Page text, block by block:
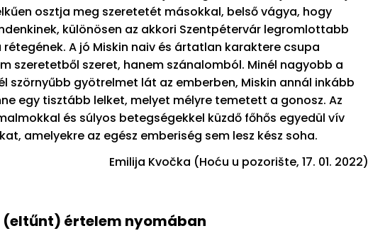
osztja meg szeretetét másokkal, belső vágya, hogy
különösen az akkori Szentpétervár legromlottabb
A jó Miskin naiv és ártatlan karaktere csupa
szeretetből szeret, hanem szánalomból. Minél nagyobb a
szörnyűbb gyötrelmet lát az emberben, Miskin annál inkább
egy tisztább lelket, melyet mélyre temetett a gonosz. Az
és súlyos betegségekkel küzdő főhős egyedül vív
amelyekre az egész emberiség sem lesz kész soha.
Emilija Kvočka (Hoću u pozorište, 17. 01. 2022)
(eltűnt) értelem nyomában